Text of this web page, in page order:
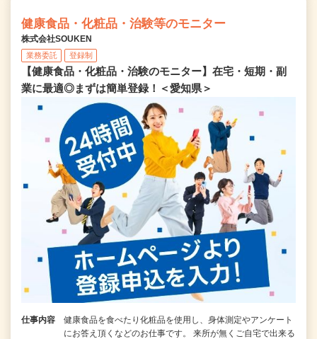
健康食品・化粧品・治験等のモニター
株式会社SOUKEN
業務委託 登録制
【健康食品・化粧品・治験のモニター】在宅・短期・副
業に最適◎まずは簡単登録！＜愛知県＞
仕事内容
健康食品を食べたり化粧品を使用し、身体測定やアンケート
にお答え頂くなどのお仕事です。 来所が無くご自宅で出来る